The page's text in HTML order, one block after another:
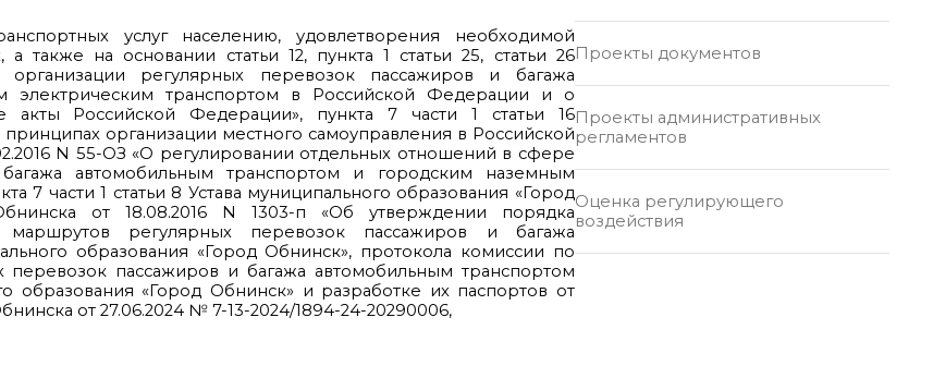
услуг населению, удовлетворения необходимой
также на основании статьи 12, пункта 1 статьи 25, статьи 26
регулярных перевозок пассажиров и багажа
электрическим транспортом в Российской Федерации и о
акты Российской Федерации», пункта 7 части 1 статьи 16
организации местного самоуправления в Российской
N 55-ОЗ «О регулировании отдельных отношений в сфере
автомобильным транспортом и городским наземным
7 части 1 статьи 8 Устава муниципального образования «Город
от 18.08.2016 N 1303-п «Об утверждении порядка
маршрутов регулярных перевозок пассажиров и багажа
образования «Город Обнинск», протокола комиссии по
пассажиров и багажа автомобильным транспортом
образования «Город Обнинск» и разработке их паспортов от
от 27.06.2024 № 7-13-2024/1894-24-20290006,
Проекты документов
Проекты административных
регламентов
Оценка регулирующего
воздействия